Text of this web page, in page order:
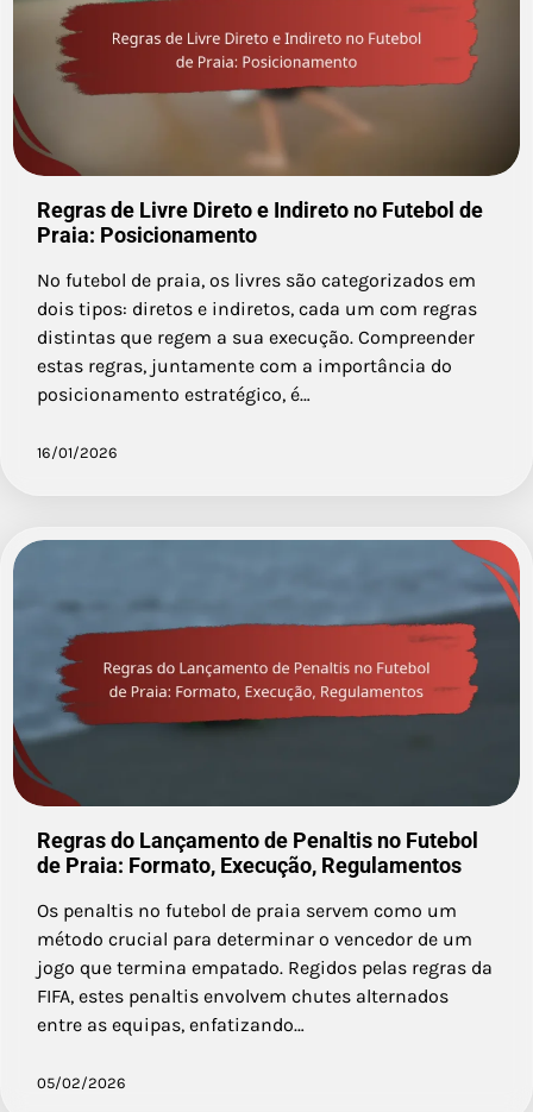
Regras de Livre Direto e Indireto no Futebol de
Praia: Posicionamento
No futebol de praia, os livres são categorizados em
dois tipos: diretos e indiretos, cada um com regras
distintas que regem a sua execução. Compreender
estas regras, juntamente com a importância do
posicionamento estratégico, é…
16/01/2026
Regras do Lançamento de Penaltis no Futebol
de Praia: Formato, Execução, Regulamentos
Os penaltis no futebol de praia servem como um
método crucial para determinar o vencedor de um
jogo que termina empatado. Regidos pelas regras da
FIFA, estes penaltis envolvem chutes alternados
entre as equipas, enfatizando…
05/02/2026